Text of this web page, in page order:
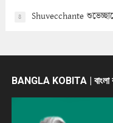
8 Shuvecchante
BANGLA KOBITA | বাংলা